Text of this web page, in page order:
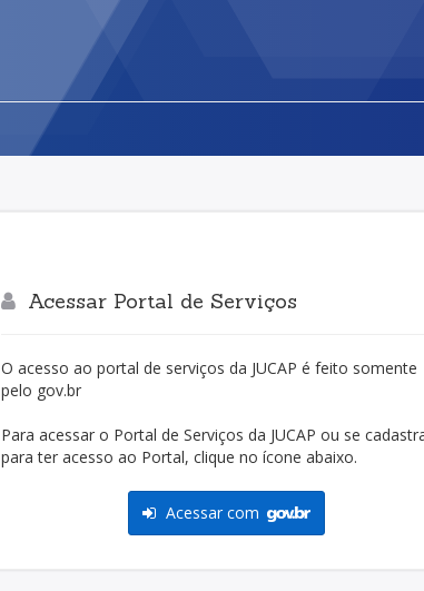
Acessar Portal de Serviços
O acesso ao portal de serviços da JUCAP é feito somente
pelo gov.br
Para acessar o Portal de Serviços da JUCAP ou se
para ter acesso ao Portal, clique no ícone abaixo.
Acessar com